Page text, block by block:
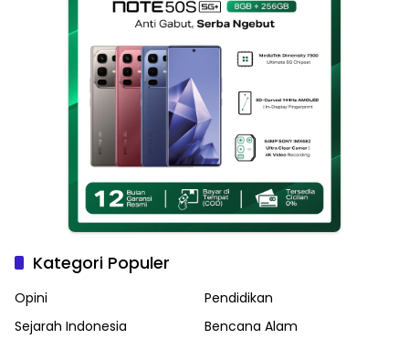
Kategori Populer
Opini
Pendidikan
Sejarah Indonesia
Bencana Alam